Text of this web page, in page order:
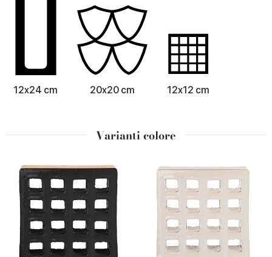
12x24 cm 20x20 cm 12x12 cm
Varianti colore